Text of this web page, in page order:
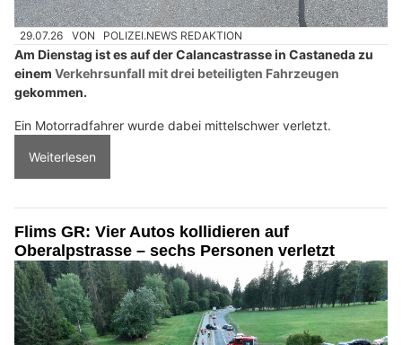
29.07.26 VON POLIZEI.NEWS REDAKTION
Am Dienstag ist es auf der Calancastrasse in Castaneda zu
einem Verkehrsunfall mit drei beteiligten Fahrzeugen
gekommen.
Ein Motorradfahrer wurde dabei mittelschwer verletzt.
Weiterlesen
Flims GR: Vier Autos kollidieren auf
Oberalpstrasse – sechs Personen verletzt